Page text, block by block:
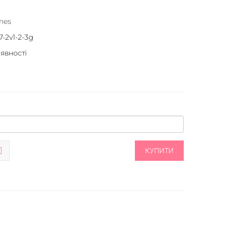
2v1-2-3g
КУПИТИ